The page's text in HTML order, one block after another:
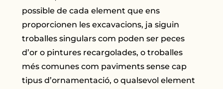
possible de cada element que ens
proporcionen les excavacions, ja siguin
troballes singulars com poden ser peces
d’or o pintures recargolades, o troballes
més comunes com paviments sense cap
tipus d’ornamentació, o qualsevol element